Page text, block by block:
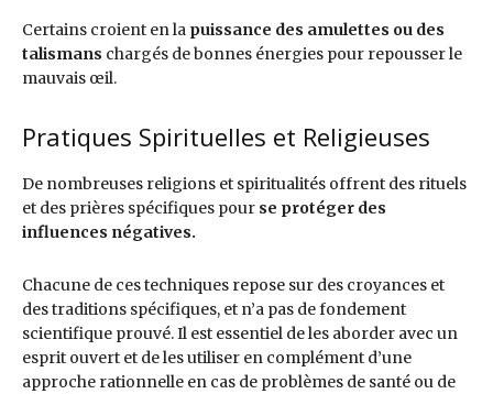
Certains croient en la puissance des amulettes ou des
talismans chargés de bonnes énergies pour repousser le
mauvais œil.
Pratiques Spirituelles et Religieuses
De nombreuses religions et spiritualités offrent des rituels
et des prières spécifiques pour se protéger des
influences négatives.
Chacune de ces techniques repose sur des croyances et
des traditions spécifiques, et n’a pas de fondement
scientifique prouvé. Il est essentiel de les aborder avec un
esprit ouvert et de les utiliser en complément d’une
approche rationnelle en cas de problèmes de santé ou de